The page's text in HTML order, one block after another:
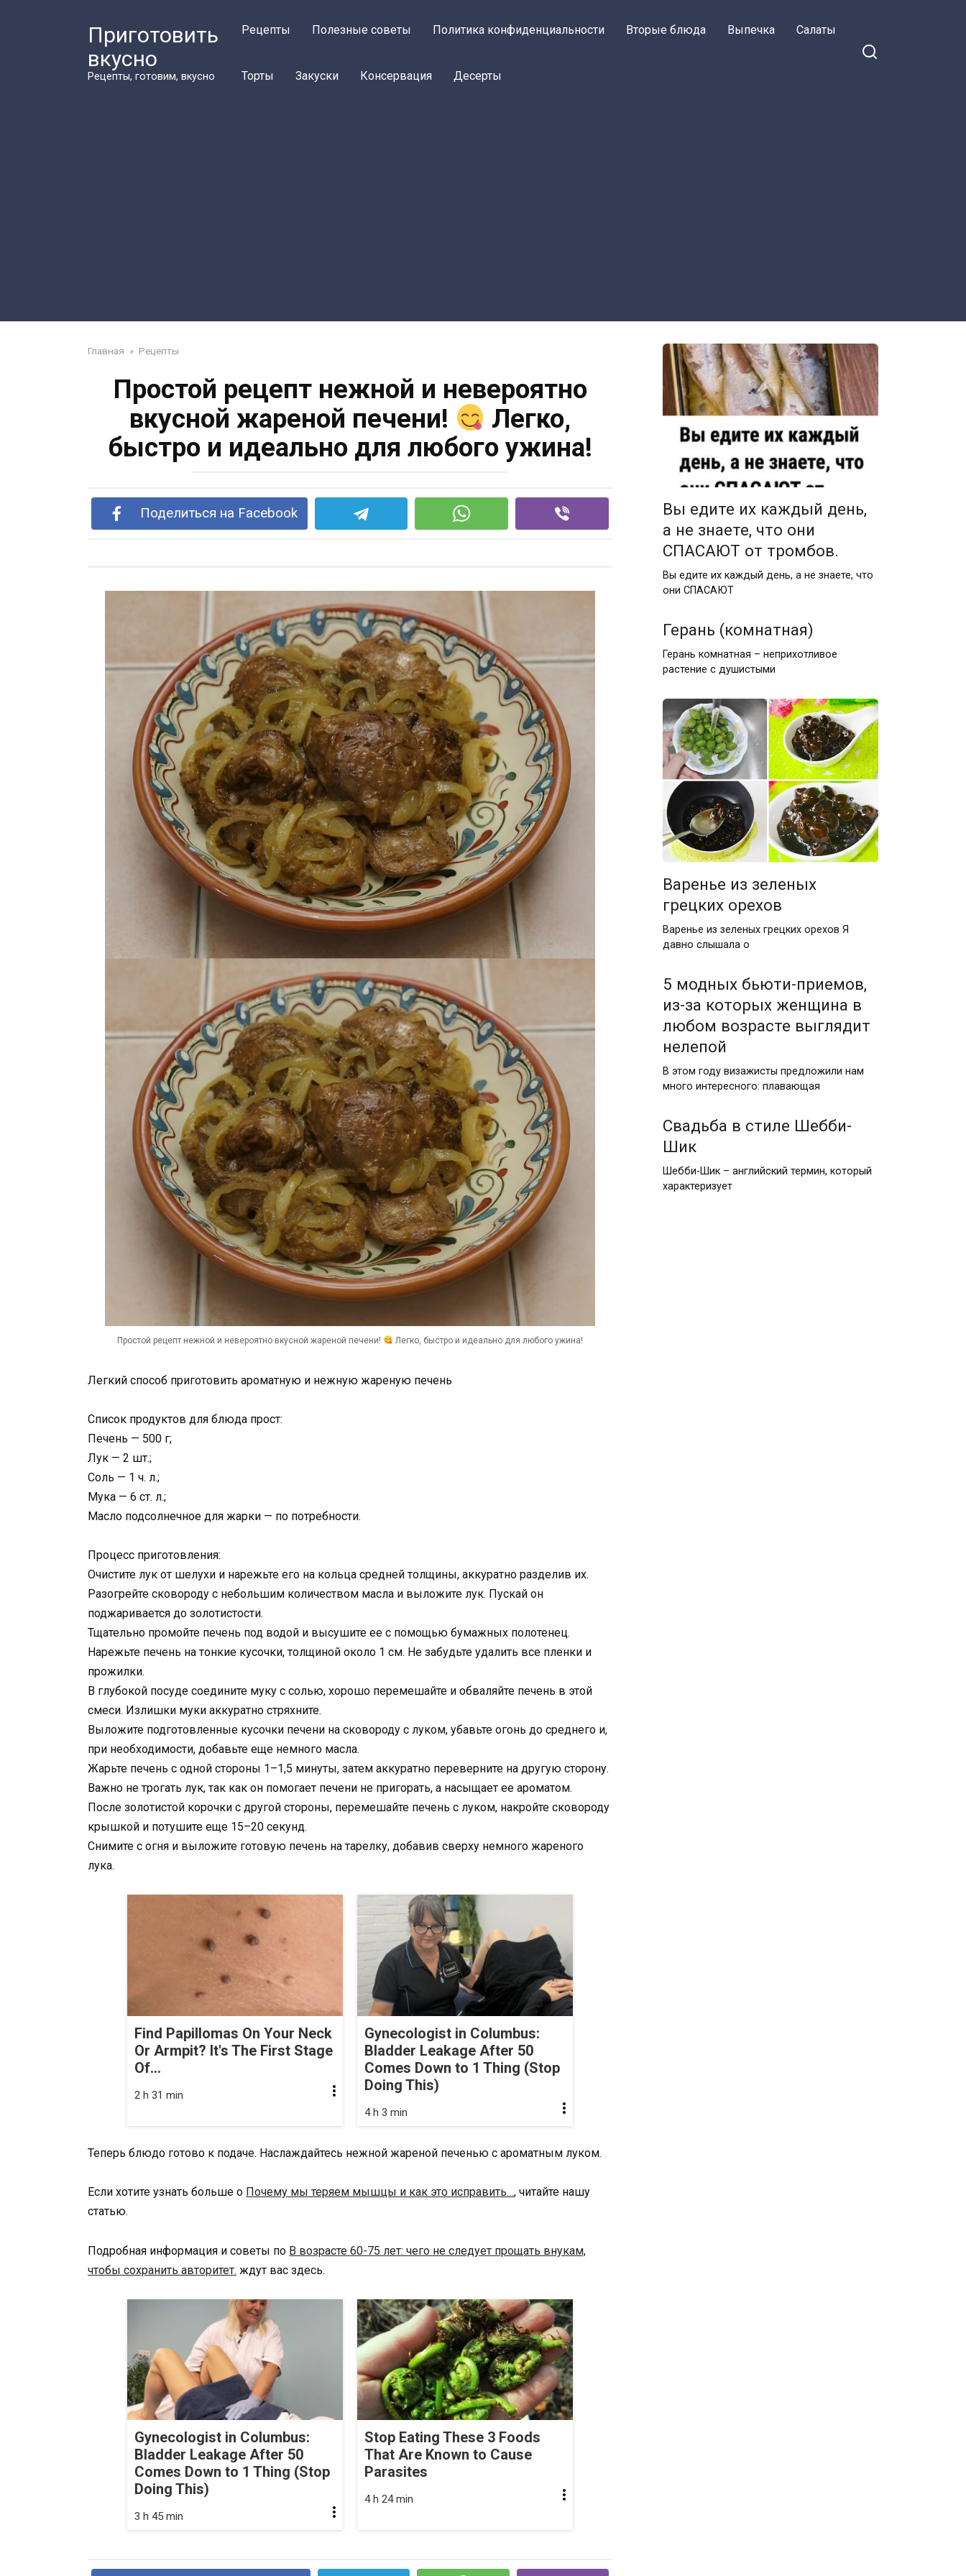
Приготовить
вкусно
Рецепты, готовим, вкусно
Рецепты Полезные советы Политика конфиденциальности Вторые блюда Выпечка Салаты
Торты Закуски Консервация Десерты
Главная » Рецепты
Простой рецепт нежной и невероятно
вкусной жареной печени!
Легко,
быстро и идеально для любого ужина!
Поделиться на Facebook
Простой рецепт нежной и невероятно вкусной жареной печени! Легко, быстро и идеально для любого ужина!
Легкий способ приготовить ароматную и нежную жареную печень
Список продуктов для блюда прост:
Печень — 500 г;
Лук — 2 шт.;
Соль — 1 ч. л.;
Мука — 6 ст. л.;
Масло подсолнечное для жарки — по потребности.
Процесс приготовления:
Очистите лук от шелухи и нарежьте его на кольца средней толщины, аккуратно разделив их.
Разогрейте сковороду с небольшим количеством масла и выложите лук. Пускай он
поджаривается до золотистости.
Тщательно промойте печень под водой и высушите ее с помощью бумажных полотенец.
Нарежьте печень на тонкие кусочки, толщиной около 1 см. Не забудьте удалить все пленки и
прожилки.
В глубокой посуде соедините муку с солью, хорошо перемешайте и обваляйте печень в этой
смеси. Излишки муки аккуратно стряхните.
Выложите подготовленные кусочки печени на сковороду с луком, убавьте огонь до среднего и,
при необходимости, добавьте еще немного масла.
Жарьте печень с одной стороны 1–1,5 минуты, затем аккуратно переверните на другую сторону.
Важно не трогать лук, так как он помогает печени не пригорать, а насыщает ее ароматом.
После золотистой корочки с другой стороны, перемешайте печень с луком, накройте сковороду
крышкой и потушите еще 15–20 секунд.
Снимите с огня и выложите готовую печень на тарелку, добавив сверху немного жареного
лука.
Find Papillomas On Your Neck
Or Armpit? It's The First Stage
Of...
2 h 31 min
Gynecologist in Columbus:
Bladder Leakage After 50
Comes Down to 1 Thing (Stop
Doing This)
4 h 3 min
Теперь блюдо готово к подаче. Наслаждайтесь нежной жареной печенью с ароматным луком.
Если хотите узнать больше о Почему мы теряем мышцы и как это исправить…, читайте нашу
статью.
Подробная информация и советы по В возрасте 60-75 лет: чего не следует прощать внукам,
чтобы сохранить авторитет. ждут вас здесь.
Gynecologist in Columbus:
Bladder Leakage After 50
Comes Down to 1 Thing (Stop
Doing This)
3 h 45 min
Stop Eating These 3 Foods
That Are Known to Cause
Parasites
4 h 24 min
Вы едите их каждый день,
а не знаете, что они
СПАСАЮТ от тpoмбов.
Вы едите их каждый день, а не знаете, что
они СПАСАЮТ
Герань (комнатная)
Герань комнатная – неприхотливое
растение с душистыми
Варенье из зеленых
грецких орехов
Варенье из зеленых грецких орехов Я
давно слышала о
5 модных бьюти-приемов,
из-за которых женщина в
любом возрасте выглядит
нелепой
В этом году визажисты предложили нам
много интересного: плавающая
Свадьба в стиле Шебби-
Шик
Шебби-Шик – английский термин, который
характеризует